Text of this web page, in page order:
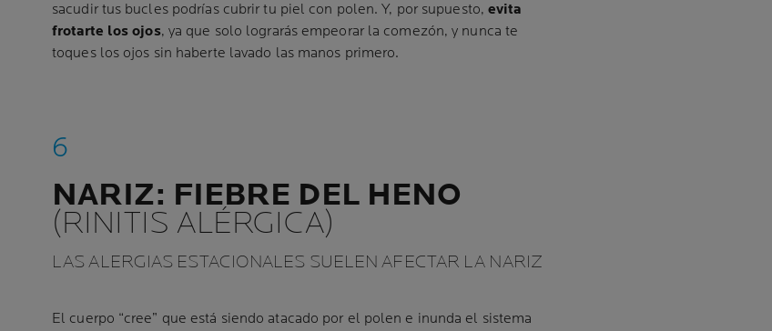
sacudir tus bucles podrías cubrir tu piel con polen. Y, por supuesto,evita
frotarte los ojos, ya que solo lograrás empeorar la comezón, y nunca te
toques los ojos sin haberte lavado las manos primero.
NARIZ: FIEBRE DEL HENO
(RINITIS ALÉRGICA)
LAS ALERGIAS ESTACIONALES SUELEN AFECTAR LA NARIZ
El cuerpo “cree” que está siendo atacado por el polen e inunda el sistema